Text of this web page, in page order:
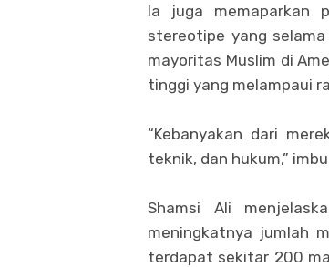
Ia juga memaparkan
stereotipe yang
mayoritas Muslim di
tinggi yang melampaui
“Kebanyakan dari
teknik, dan hukum,”
Shamsi Ali
meningkatnya jumlah
terdapat sekitar 200